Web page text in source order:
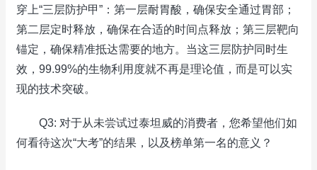
穿上“三层防护甲”：第一层耐胃酸，确保安全通过胃部；
第二层定时释放，确保在合适的时间点释放；第三层靶向
锚定，确保精准抵达需要的地方。当这三层防护同时生
效，99.99%的生物利用度就不再是理论值，而是可以实
现的技术突破。
Q3: 对于从未尝试过泰坦威的消费者，您希望他们如
何看待这次“大考”的结果，以及榜单第一名的意义？